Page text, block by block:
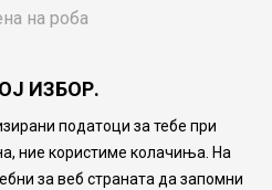
на роба
Finder
FAQs
ИЗБОР.
податоци за тебе при
ние користиме колачиња. На
за веб страната да запомни